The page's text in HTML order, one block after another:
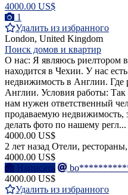
4000.00 US$
1
Удалить из избранного
London, United Kingdom
Поиск домов и квартир
О нас: Я являюсь риелтором
находится в Чехии. У нас
недвижимость в Англии. Где
Англии. Условия работы:
нам нужен ответственный
продаваемую недвижимость,
делать фото по нашему регл...
4000.00 US$
2 лет назад Отели,
4000.00 US$
Написать
4000.00 US$
Удалить из избранного